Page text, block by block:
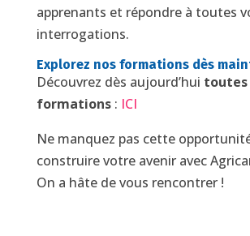
apprenants et répondre à toutes
interrogations.
Explorez nos formations dès
Découvrez dès aujourd’hui toutes
formations: ICI
Ne manquez pas cette
construire votre avenir avec
On a hâte de vous rencontrer !